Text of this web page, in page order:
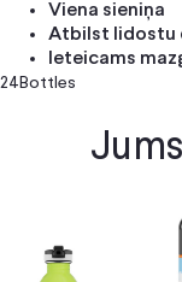
Viena sieniņa
Atbilst lidostu
Ieteicams
24Bottles